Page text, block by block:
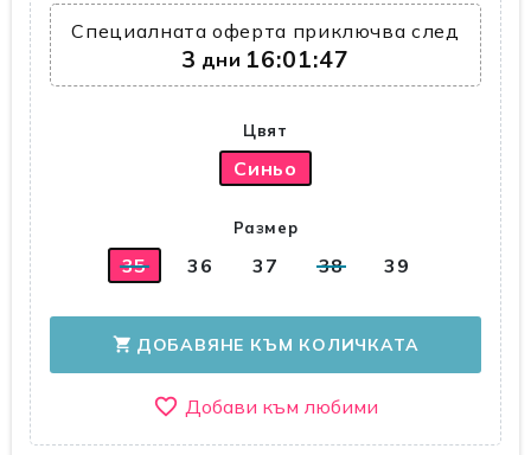
Специалната оферта приключва след
3 дни 16:01:46
Цвят
Синьо
Размер
35 36 37 38 39
shopping_cart ДОБАВЯНЕ КЪМ КОЛИЧКАТА
favorite_border